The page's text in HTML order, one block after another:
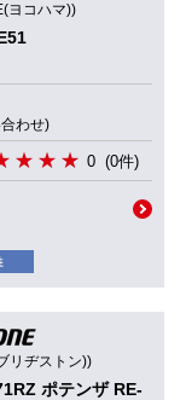
ヨコハマ))
わせ)
0 (0件)
リヂストン))
ポテンザ RE-